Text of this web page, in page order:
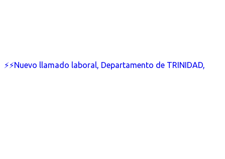
⚡⚡Nuevo llamado laboral, Departamento de TRINIDAD,